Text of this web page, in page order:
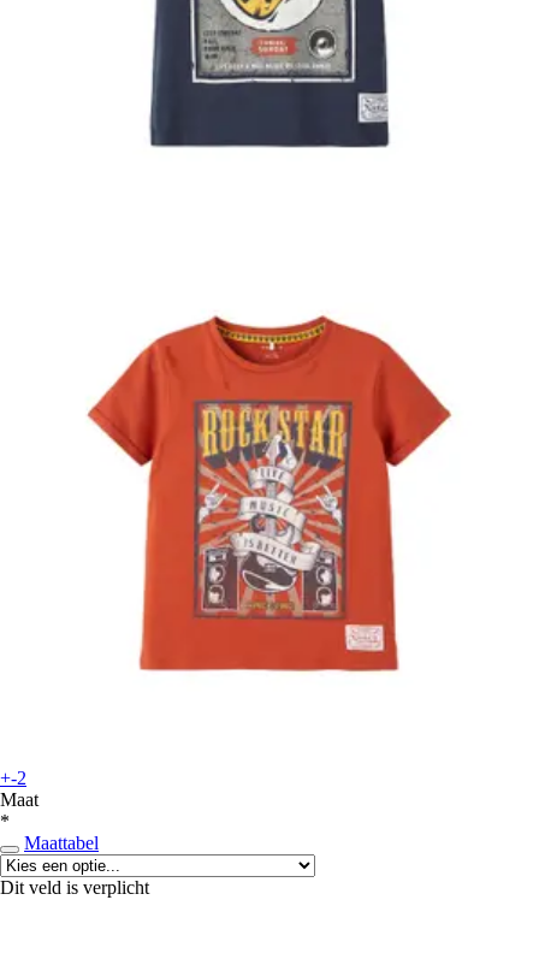
+-2
Maat
*
Maattabel
Dit veld is verplicht